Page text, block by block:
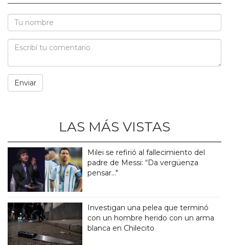
LAS MÁS VISTAS
Milei se refirió al fallecimiento del
padre de Messi: “Da vergüenza
pensar..."
Investigan una pelea que terminó
con un hombre herido con un arma
blanca en Chilecito